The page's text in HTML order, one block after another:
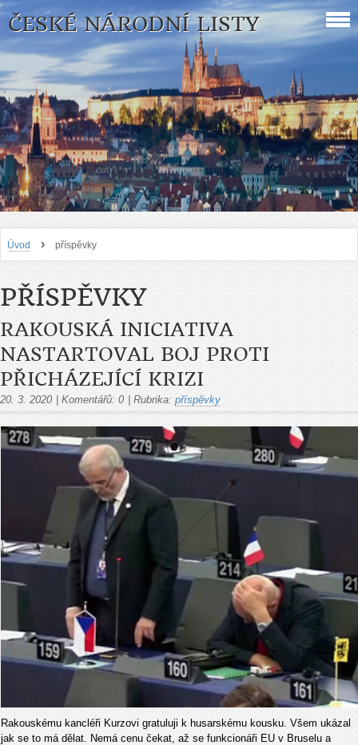
ČESKÉ NÁRODNÍ LISTY
Úvod › příspěvky
PŘÍSPĚVKY
RAKOUSKÁ INICIATIVA
NASTARTOVAL BOJ PROTI
PŘICHÁZEJÍCÍ KRIZI
20. 3. 2020 Komentářů: 0 Rubrika: příspěvky
Rakouskému kancléři Kurzovi gratuluji k husarskému kousku. Všem ukázal
jak se to má dělat. Nemá cenu čekat, až se funkcionáři EU v Bruselu a